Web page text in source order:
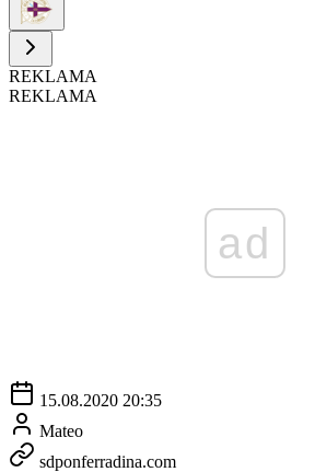
REKLAMA
REKLAMA
ad
15.08.2020 20:35
Mateo
sdponferradina.com